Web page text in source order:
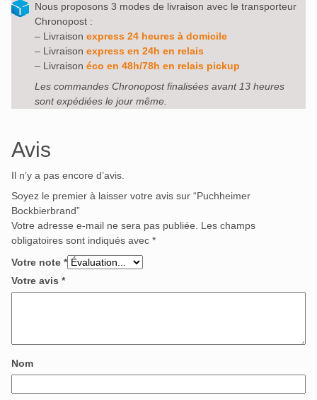
Nous proposons 3 modes de livraison avec le transporteur
Chronopost :
– Livraison express 24 heures à domicile
– Livraison express en 24h en relais
– Livraison éco en 48h/78h en relais pickup
Les commandes Chronopost finalisées avant 13 heures
sont expédiées le jour même.
Avis
Il n’y a pas encore d’avis.
Soyez le premier à laisser votre avis sur “Puchheimer
Bockbierbrand”
Votre adresse e-mail ne sera pas publiée.
Les champs
obligatoires sont indiqués avec *
Votre note *
Votre avis *
Nom